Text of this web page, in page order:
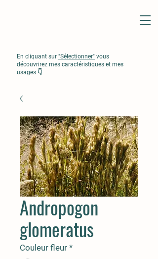
En cliquant sur "Sélectionner" vous
découvrirez mes caractéristiques et mes
usages 👇
Andropogon
glomeratus
Couleur fleur *